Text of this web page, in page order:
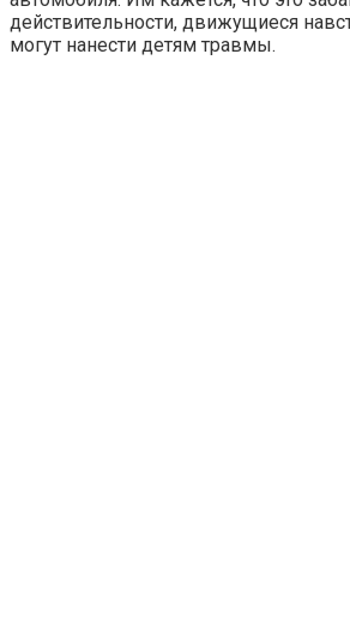
действительности, движущиеся
могут нанести детям травмы.